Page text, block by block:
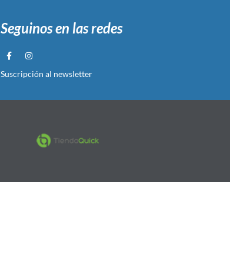
Seguinos en las redes
Suscripción al newsletter